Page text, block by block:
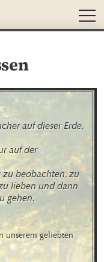
auf dieser Erde,
auf der
zu beobachten, zu
lieben und dann
gehen.
unserem geliebten